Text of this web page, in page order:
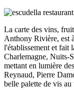
La carte des vins,
Anthony Rivière, est
l'établissement et fait
Charlemagne, Nuits-
mettant en lumière
Reynaud, Pierre
belle palette de vis au